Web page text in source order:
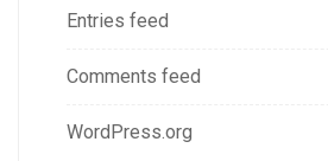
Entries feed
Comments feed
WordPress.org